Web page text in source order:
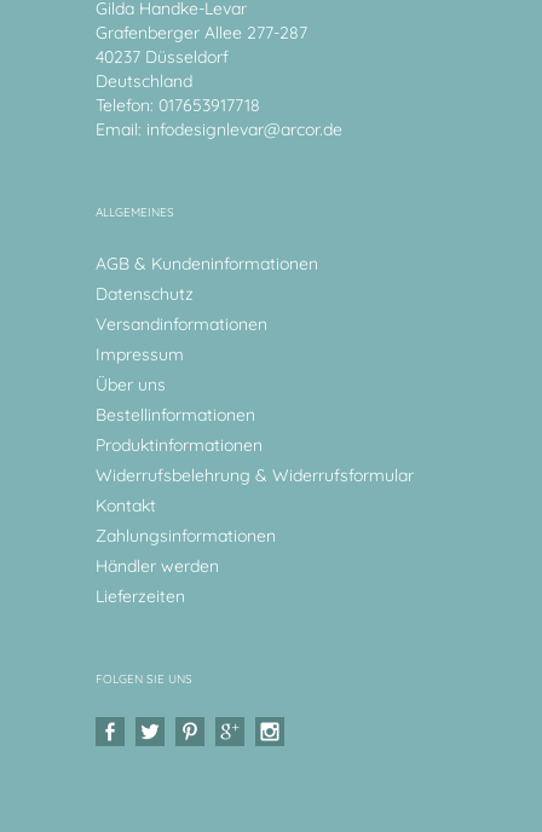
Gilda Handke-Levar
Grafenberger Allee 277-287
40237 Düsseldorf
Deutschland
Telefon: 017653917718
Email: infodesignlevar@arcor.de
ALLGEMEINES
AGB & Kundeninformationen
Datenschutz
Versandinformationen
Impressum
Über uns
Bestellinformationen
Produktinformationen
Widerrufsbelehrung & Widerrufsformular
Kontakt
Zahlungsinformationen
Händler werden
Lieferzeiten
FOLGEN SIE UNS